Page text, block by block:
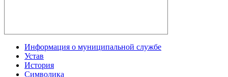
Информация о муниципальной службе
Устав
История
Символика